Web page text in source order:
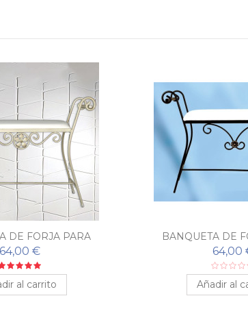
DE FORJA PARA
ISABEL
64,00 €
al carrito
BANQUETA DE
DORMITORIO
64,00
Añadir al